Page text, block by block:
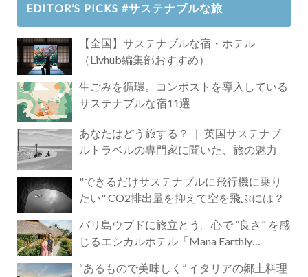
EDITOR’S PICKS #サステナブルな旅
【全国】サステナブルな宿・ホテル
（Livhub編集部おすすめ）
生ごみを循環。コンポストを導入している
サステナブルな宿11選
あなたはどう旅する？ ｜ 英国サステナブ
ルトラベルの専門家に聞いた、旅の魅力
"できるだけサステナブルに飛行機に乗り
たい" CO2排出量を抑えて空を飛ぶには？
バリ島ウブドに旅立とう。心で ”良さ" を感
じるエシカルホテル「Mana Earthly
“あるもので美味しく” イタリアの郷土料理